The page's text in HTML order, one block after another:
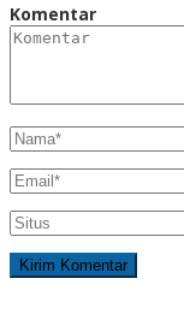
Komentar